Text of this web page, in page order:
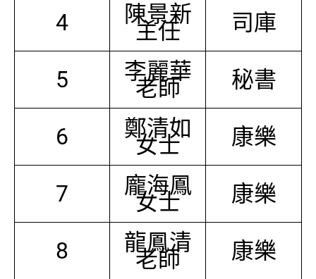
4 陳景新
主任 司庫
5 李麗華
老師 秘書
6 鄭清如
女士 康樂
7 龐海鳳
女士 康樂
8 龍鳳清
老師 康樂